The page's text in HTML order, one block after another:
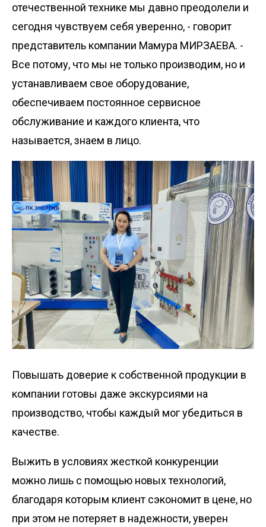
отечественной технике мы давно преодолели и
сегодня чувствуем себя уверенно, - говорит
представитель компании Мамура МИРЗАЕВА. -
Все потому, что мы не только производим, но и
устанавливаем свое оборудование,
обеспечиваем постоянное сервисное
обслуживание и каждого клиента, что
называется, знаем в лицо.
Повышать доверие к собственной продукции в
компании готовы даже экскурсиями на
производство, чтобы каждый мог убедиться в
качестве.
Выжить в условиях жесткой конкуренции
можно лишь с помощью новых технологий,
благодаря которым клиент сэкономит в цене, но
при этом не потеряет в надежности, уверен